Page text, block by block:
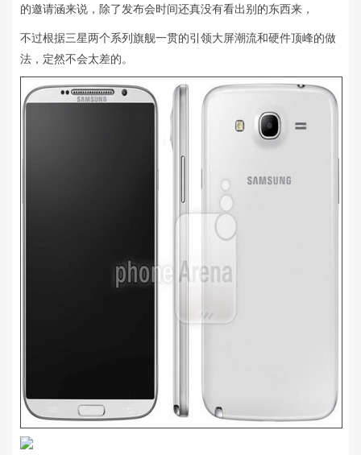
的邀请涵来说，除了发布会时间还真没有看出别的东西来，
不过根据三星两个系列旗舰一贯的引领大屏潮流和硬件顶峰的做
法，定然不会太差的。